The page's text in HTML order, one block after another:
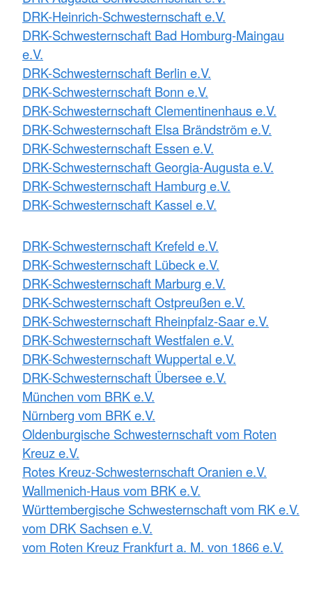
DRK-Heinrich-Schwesternschaft e.V.
DRK-Schwesternschaft Bad Homburg-Maingau
e.V.
DRK-Schwesternschaft Berlin e.V.
DRK-Schwesternschaft Bonn e.V.
DRK-Schwesternschaft Clementinenhaus e.V.
DRK-Schwesternschaft Elsa Brändström e.V.
DRK-Schwesternschaft Essen e.V.
DRK-Schwesternschaft Georgia-Augusta e.V.
DRK-Schwesternschaft Hamburg e.V.
DRK-Schwesternschaft Kassel e.V.
DRK-Schwesternschaft Krefeld e.V.
DRK-Schwesternschaft Lübeck e.V.
DRK-Schwesternschaft Marburg e.V.
DRK-Schwesternschaft Ostpreußen e.V.
DRK-Schwesternschaft Rheinpfalz-Saar e.V.
DRK-Schwesternschaft Westfalen e.V.
DRK-Schwesternschaft Wuppertal e.V.
DRK-Schwesternschaft Übersee e.V.
München vom BRK e.V.
Nürnberg vom BRK e.V.
Oldenburgische Schwesternschaft vom Roten
Kreuz e.V.
Rotes Kreuz-Schwesternschaft Oranien e.V.
Wallmenich-Haus vom BRK e.V.
Württembergische Schwesternschaft vom RK e.V.
vom DRK Sachsen e.V.
vom Roten Kreuz Frankfurt a. M. von 1866 e.V.